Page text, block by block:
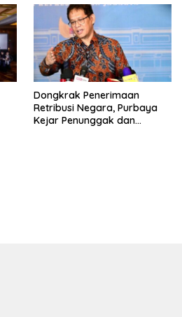
Dongkrak Penerimaan
Retribusi Negara, Purbaya
Kejar Penunggak dan